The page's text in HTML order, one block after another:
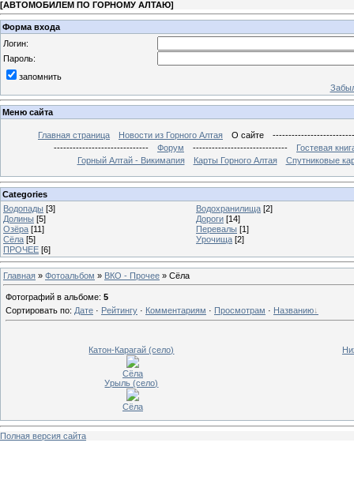
[АВТОМОБИЛЕМ ПО ГОРНОМУ АЛТАЮ]
Форма входа
Логин:
Пароль:
запомнить
Меню сайта
Главная страница Новости из Горного Алтая О сайте
------------------------------
Форум ------------------------------
Гостевая
Горный Алтай - Викимапия
Карты Горного Алтая Спутниковые
Categories
Водопады [3] Водохранилища [2]
Долины [5] Дороги [14]
Озёра [11] Перевалы [1]
Сёла [5] Урочища [2]
ПРОЧЕЕ [6]
Главная » Фотоальбом » ВКО - Прочее » Сёла
Фотографий в альбоме: 5
Сортировать по: Дате · Рейтингу · Комментариям · Просмотрам · Названию
Катон-Карагай (село)
Сёла
Урыль (село)
Сёла
Полная версия сайта